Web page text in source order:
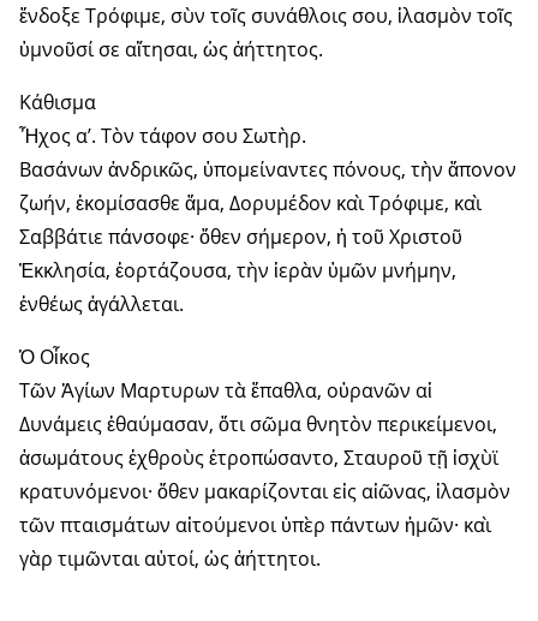
ἔνδοξε Τρόφιμε, σὺν τοῖς συνάθλοις σου, ἱλασμὸν τοῖς
ὑμνοῦσί σε αἴτησαι, ὡς ἀήττητος.
Κάθισμα
Ἦχος α’. Τὸν τάφον σου Σωτὴρ.
Βασάνων ἀνδρικῶς, ὑπομείναντες πόνους, τὴν ἄπονον
ζωήν, ἐκομίσασθε ἅμα, Δορυμέδον καὶ Τρόφιμε, καὶ
Σαββάτιε πάνσοφε· ὅθεν σήμερον, ἡ τοῦ Χριστοῦ
Ἐκκλησία, ἑορτάζουσα, τὴν ἱερὰν ὑμῶν μνήμην,
ἐνθέως ἀγάλλεται.
Ὁ Οἶκος
Τῶν Ἁγίων Μαρτυρων τὰ ἔπαθλα, οὐρανῶν αἱ
Δυνάμεις ἐθαύμασαν, ὅτι σῶμα θνητὸν περικείμενοι,
ἀσωμάτους ἐχθροὺς ἐτροπώσαντο, Σταυροῦ τῇ ἰσχὺϊ
κρατυνόμενοι· ὅθεν μακαρίζονται εἰς αἰῶνας, ἱλασμὸν
τῶν πταισμάτων αἰτούμενοι ὑπὲρ πάντων ἡμῶν· καὶ
γὰρ τιμῶνται αὐτοί, ὡς ἀήττητοι.